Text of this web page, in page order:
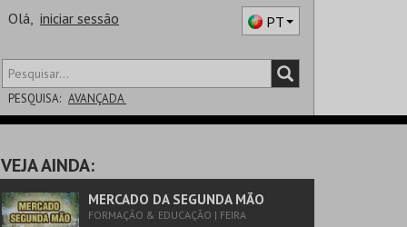
Olá, iniciar sessão PT
PESQUISA: AVANÇADA
SALA
VEJA AINDA:
MERCADO DA SEGUNDA MÃO
FORMAÇÃO & EDUCAÇÃO | FEIRA